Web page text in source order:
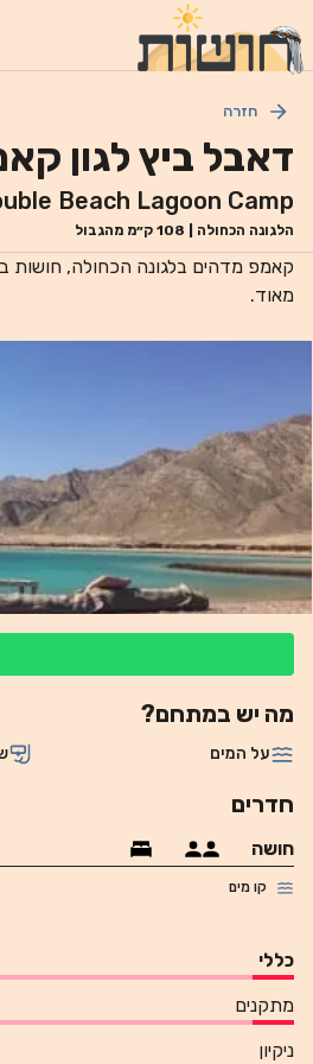
חזרה
דאבל ביץ לגון
Beach Lagoon Camp
הלגונה הכחולה 108 ק״מ מהגבול
קאמפ מדהים בלגונה הכחולה,
מאוד.
מה יש במתחם?
על המים
חדרים
חושה
קו מים
כללי
מתקנים
ניקיון